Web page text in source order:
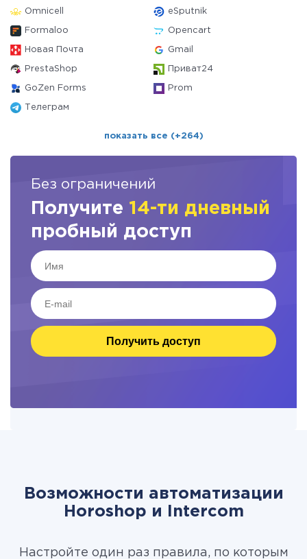
Omnicell eSputnik
Formaloo Opencart
Новая Почта Gmail
PrestaShop Приват24
GoZen Forms Prom
Телеграм
показать все (+264)
Без ограничений
Получите 14-ти дневный
пробный доступ
Получить доступ
Возможности автоматизации
Horoshop и Intercom
Настройте один раз правила, по которым